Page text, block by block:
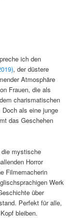
ich den
, der düstere
Atmosphäre
Frauen, die als
dem charismatischen
als eine junge
das Geschehen
mystische
Horror
Filmemacherin
Werk
über
Perfekt für alle,
bleiben.